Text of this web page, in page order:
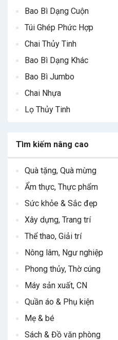
Bao Bì Dạng Cuộn
Túi Ghép Phức Hợp
Chai Thủy Tinh
Bao Bì Dạng Khác
Bao Bì Jumbo
Chai Nhựa
Lọ Thủy Tinh
Tìm kiếm nâng cao
Quà tặng, Quà mừng
Ẩm thực, Thực phẩm
Sức khỏe & Sắc đẹp
Xây dựng, Trang trí
Thể thao, Giải trí
Nông lâm, Ngư nghiệp
Phong thủy, Thờ cúng
Máy sản xuất, CN
Quần áo & Phụ kiện
Mẹ & bé
Sách & Đồ văn phòng